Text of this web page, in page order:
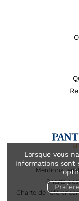
Lorsque vous
informations sont
Mentions
Charte
Charte de